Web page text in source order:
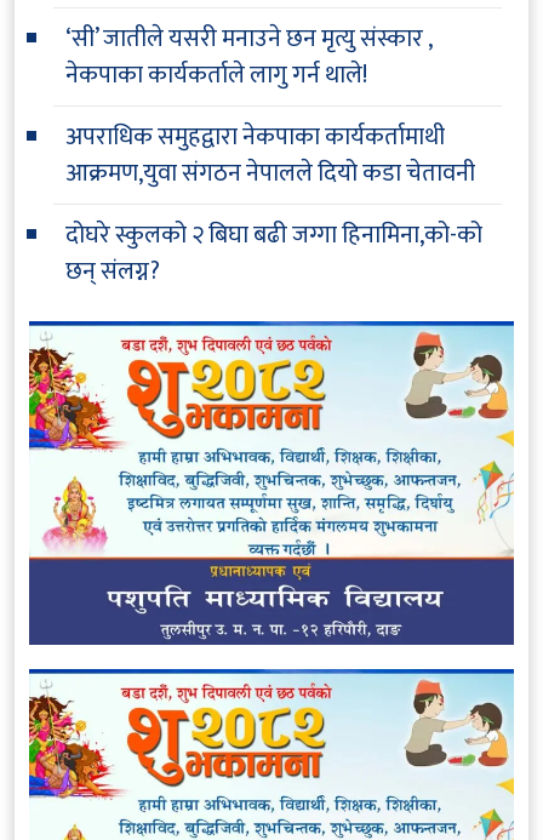
‘सी’ जातीले यसरी मनाउने छन मृत्यु संस्कार ,
नेकपाका कार्यकर्ताले लागु गर्न थाले!
अपराधिक समुहद्वारा नेकपाका कार्यकर्तामाथी
आक्रमण,युवा संगठन नेपालले दियो कडा चेतावनी
दोघरे स्कुलको २ बिघा बढी जग्गा हिनामिना,को-को
छन् संलग्न?